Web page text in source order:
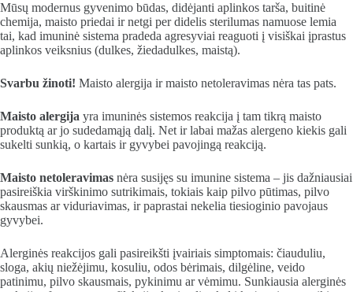
Mūsų modernus gyvenimo būdas, didėjanti aplinkos tarša, buitinė
chemija, maisto priedai ir netgi per didelis sterilumas namuose lemia
tai, kad imuninė sistema pradeda agresyviai reaguoti į visiškai įprastus
aplinkos veiksnius (dulkes, žiedadulkes, maistą).
Svarbu žinoti! Maisto alergija ir maisto netoleravimas nėra tas pats.
Maisto alergija yra imuninės sistemos reakcija į tam tikrą maisto
produktą ar jo sudedamąją dalį. Net ir labai mažas alergeno kiekis gali
sukelti sunkią, o kartais ir gyvybei pavojingą reakciją.
Maisto netoleravimas nėra susijęs su imunine sistema – jis dažniausiai
pasireiškia virškinimo sutrikimais, tokiais kaip pilvo pūtimas, pilvo
skausmas ar viduriavimas, ir paprastai nekelia tiesioginio pavojaus
gyvybei.
Alerginės reakcijos gali pasireikšti įvairiais simptomais: čiauduliu,
sloga, akių niežėjimu, kosuliu, odos bėrimais, dilgėline, veido
patinimu, pilvo skausmais, pykinimu ar vėmimu. Sunkiausia alerginės